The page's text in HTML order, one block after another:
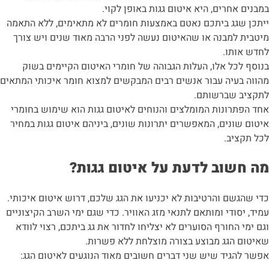
במבנים אחרים, היא איטום גגות באופן לקוי.
ייתכן שגג ביתכם נאטם באמצעות חומרים לא מתאימים, ללא התאמה
מיטבית למבנה או שהאיטום נעשה לפני הרבה מאוד שנים ויש צורך
לחדש אותו.
בנוסף לכל אלו, העלות הגבוהה של חומרי האיטום הקיימים בשוק
מהווה בעיה עבור אנשים רבים המבקשים למצוא חומר איכותי המתאים
לתקציב שברשותם.
אחד הפתרונות המומלצים והנוחים לאיטום גגות הוא שימוש בחומרי
איטום שונים, המאפשרים יתרונות שונים, ביניהם איטום גגות במחיר
לכל תקציב.
מה חשוב לדעת על איטום גגות?
כדי שהגשם והרטיבות לא יכניעו את הגג שלכם, דרוש איטום איכותי.
עמיד, יסודי ומותאם לתנאי מזג האוויר. כדי שגם ימי השרב הקיצוניים
וגם ימי החורף הסוערים לא יצליחו לחדור את גג ביתכם, רצוי לוודא
שאיטום הגג מבוצע בצורה מוצלחת ללא פשרות.
אפשר להגיד שיש שני דברים חשובים מאוד הנוגעים לאיטום הגג: